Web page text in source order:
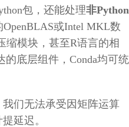
包，还能处理非Python
或Intel MKL数
缩模块，甚至R语言的相
底层组件，Conda均可统
们无法承受因矩阵运算
延迟。